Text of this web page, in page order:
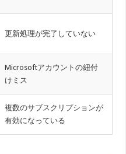
更新処理が完了していない
Microsoftアカウントの紐付
けミス
複数のサブスクリプションが
有効になっている